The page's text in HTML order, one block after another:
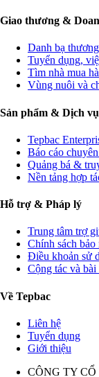
Giao thương &
Danh bạ
Tuyển dụng,
Tìm nhà mua
Vùng nuôi và
Sản phẩm & Dịch vụ
Tepbac
Báo cáo chuyên
Quảng bá &
Nền tảng hợp
Hỗ trợ & Pháp lý
Trung tâm trợ
Chính sách bảo
Điều khoản sử
Cộng tác và bài
Về Tepbac
Liên hệ
Tuyển dụng
Giới thiệu
CÔNG TY CỔ